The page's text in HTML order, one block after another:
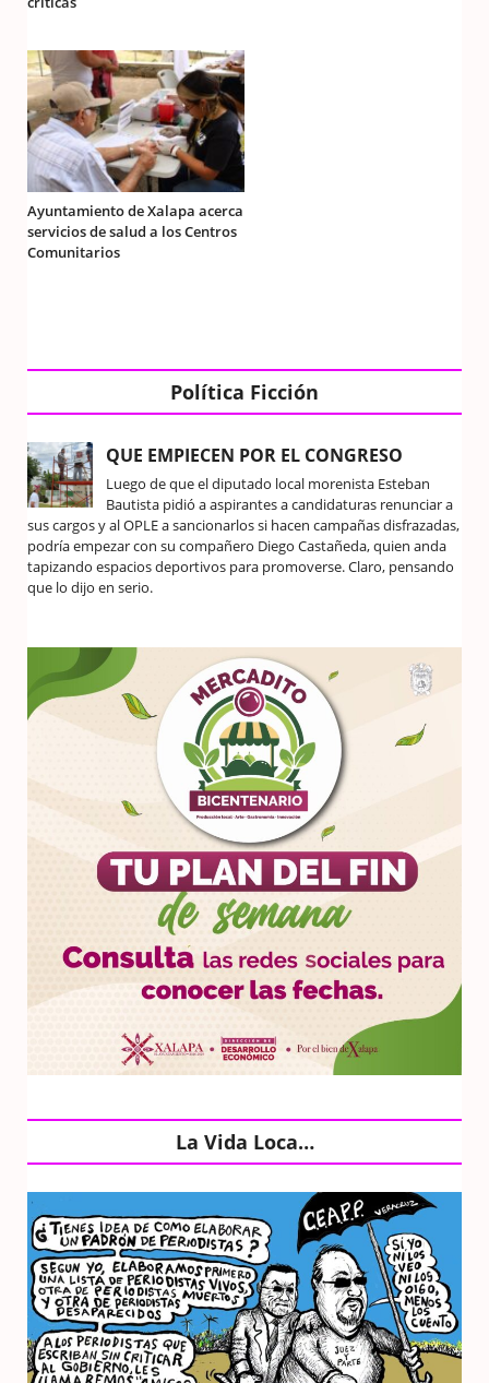
Ayuntamiento de Xalapa acerca
servicios de salud a los Centros
Comunitarios
Política Ficción
QUE EMPIECEN POR EL CONGRESO
Luego de que el diputado local morenista Esteban
Bautista pidió a aspirantes a candidaturas renunciar a
sus cargos y al OPLE a sancionarlos si hacen campañas disfrazadas,
podría empezar con su compañero Diego Castañeda, quien anda
tapizando espacios deportivos para promoverse. Claro, pensando
que lo dijo en serio.
La Vida Loca…